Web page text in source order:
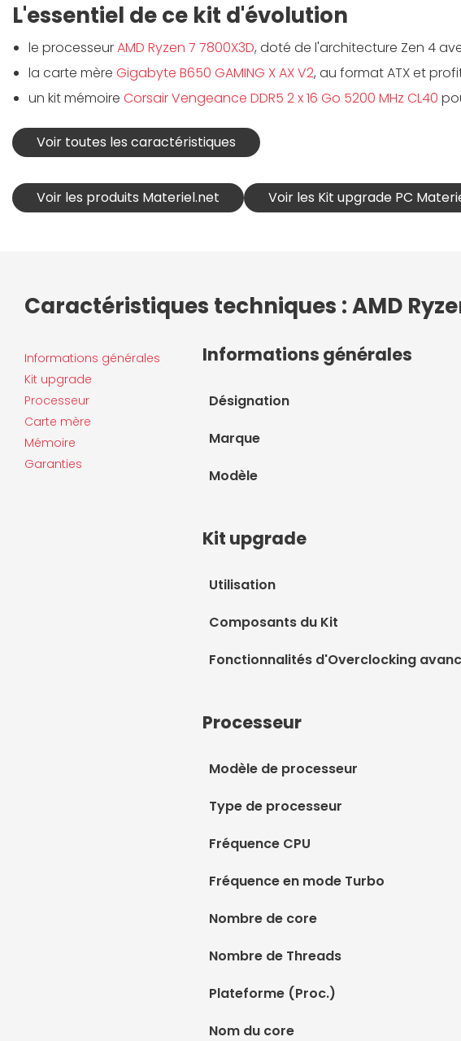
L'essentiel de ce kit d'évolution
le processeurAMD Ryzen 7 7800X3D, doté de l'architecture Zen 4
la carte mère Gigabyte B650 GAMING X AX V2, au format ATX et
un kit mémoire Corsair Vengeance DDR5 2 x 16 Go 5200 MHz CL40
Voir toutes les caractéristiques
Voir les produits Materiel.net Voir les Kit upgrade PC
Caractéristiques techniques : AMD
Informations générales
Kit upgrade
Processeur
Carte mère
Mémoire
Garanties
Informations générales
Désignation
Marque
Modèle
Kit upgrade
Utilisation
Composants du Kit
Fonctionnalités d'Overclocking
Processeur
Modèle de processeur
Type de processeur
Fréquence CPU
Fréquence en mode Turbo
Nombre de core
Nombre de Threads
Plateforme (Proc.)
Nom du core